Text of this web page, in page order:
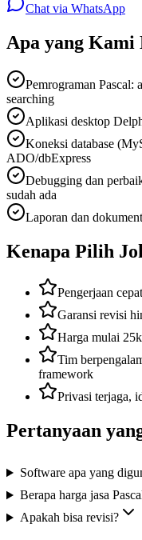
Chat via WhatsApp
Apa yang
Pemrograman Pascal:
searching
Aplikasi desktop
Koneksi database
ADO/dbExpress
Debugging dan
sudah ada
Laporan dan
Kenapa Pilih
Pengerjaan
Garansi revisi
Harga mulai
Tim
framework
Privasi terjaga,
Pertanyaan
Software apa yang
Berapa harga jasa
Apakah bisa revisi?